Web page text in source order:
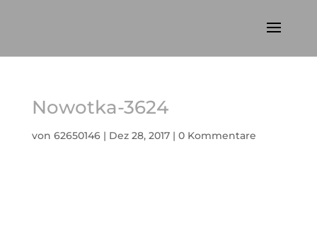
Nowotka-3624
von 62650146| Dez 28, 2017| 0 Kommentare